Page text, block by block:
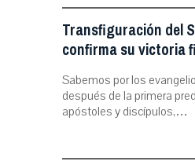
Transfiguración del
confirma su victoria
Sabemos por los
después de la primera
apóstoles y discípulos,…